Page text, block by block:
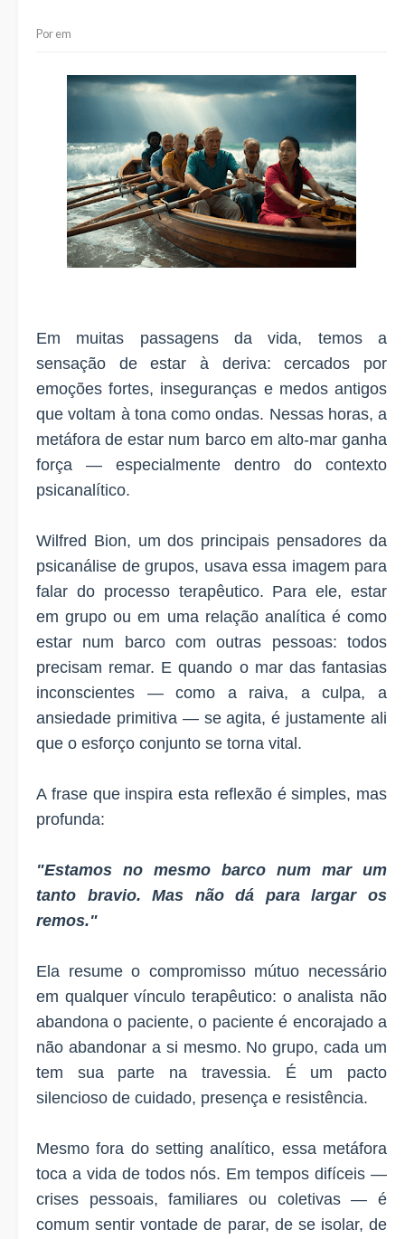
Porem
Em muitas passagens da vida, temos a
sensação de estar à deriva: cercados por
emoções fortes, inseguranças e medos antigos
que voltam à tona como ondas. Nessas horas, a
metáfora de estar num barco em alto-mar ganha
força — especialmente dentro do contexto
psicanalítico.
Wilfred Bion, um dos principais pensadores da
psicanálise de grupos, usava essa imagem para
falar do processo terapêutico. Para ele, estar
em grupo ou em uma relação analítica é como
estar num barco com outras pessoas: todos
precisam remar. E quando o mar das fantasias
inconscientes — como a raiva, a culpa, a
ansiedade primitiva — se agita, é justamente ali
que o esforço conjunto se torna vital.
A frase que inspira esta reflexão é simples, mas
profunda:
"Estamos no mesmo barco num mar um
tanto bravio. Mas não dá para largar os
remos."
Ela resume o compromisso mútuo necessário
em qualquer vínculo terapêutico: o analista não
abandona o paciente, o paciente é encorajado a
não abandonar a si mesmo. No grupo, cada um
tem sua parte na travessia. É um pacto
silencioso de cuidado, presença e resistência.
Mesmo fora do setting analítico, essa metáfora
toca a vida de todos nós. Em tempos difíceis —
crises pessoais, familiares ou coletivas — é
comum sentir vontade de parar, de se isolar, de